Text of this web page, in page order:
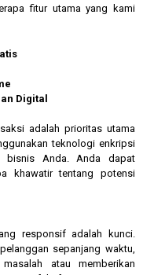
fitur utama yang kami
Digital
adalah prioritas utama
teknologi enkripsi
bisnis Anda. Anda dapat
khawatir tentang potensi
responsif adalah kunci.
sepanjang waktu,
atau memberikan